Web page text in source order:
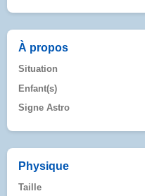
À propos
Situation
Enfant(s)
Signe Astro
Physique
Taille